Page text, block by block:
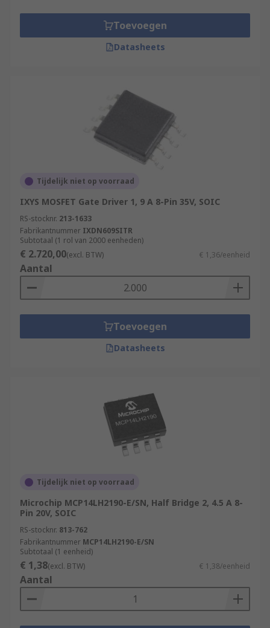
Toevoegen
Datasheets
Tijdelijk niet op voorraad
IXYS MOSFET Gate Driver 1, 9 A 8-Pin 35V, SOIC
RS-stocknr. 213-1633
Fabrikantnummer IXDN609SITR
Subtotaal (1 rol van 2000 eenheden)
€ 2.720,00(excl. BTW) € 1,36/eenheid
Aantal
Toevoegen
Datasheets
Tijdelijk niet op voorraad
Microchip MCP14LH2190-E/SN, Half Bridge 2, 4.5 A 8-
Pin 20V, SOIC
RS-stocknr. 813-762
Fabrikantnummer MCP14LH2190-E/SN
Subtotaal (1 eenheid)
€ 1,38(excl. BTW) € 1,38/eenheid
Aantal